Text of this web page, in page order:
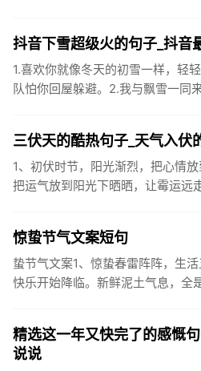
抖音下雪超级火的句子_抖音
1.喜欢你就像冬天的初雪一样，轻
队怕你回屋躲避。2.我与飘雪一同
三伏天的酷热句子_天气入伏
1、初伏时节，阳光渐烈，把心情
把运气放到阳光下晒晒，让霉运远
惊蛰节气文案短句
蛰节气文案1、惊蛰春雷阵阵，生活
快乐开始降临。新鲜泥土气息，全
精选这一年又快完了的感慨
说说